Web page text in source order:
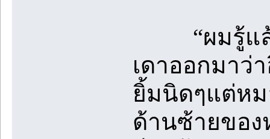
“ผมรู้แล้ว
เดาออกมา
ยิ้มนิดๆแต่หม
ด้านซ้ายของ